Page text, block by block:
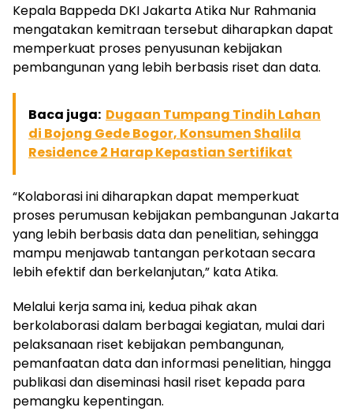
Kepala Bappeda DKI Jakarta Atika Nur Rahmania
mengatakan kemitraan tersebut diharapkan dapat
memperkuat proses penyusunan kebijakan
pembangunan yang lebih berbasis riset dan data.
Baca juga: Dugaan Tumpang Tindih Lahan
di Bojong Gede Bogor, Konsumen Shalila
Residence 2 Harap Kepastian Sertifikat
“Kolaborasi ini diharapkan dapat memperkuat
proses perumusan kebijakan pembangunan Jakarta
yang lebih berbasis data dan penelitian, sehingga
mampu menjawab tantangan perkotaan secara
lebih efektif dan berkelanjutan,” kata Atika.
Melalui kerja sama ini, kedua pihak akan
berkolaborasi dalam berbagai kegiatan, mulai dari
pelaksanaan riset kebijakan pembangunan,
pemanfaatan data dan informasi penelitian, hingga
publikasi dan diseminasi hasil riset kepada para
pemangku kepentingan.